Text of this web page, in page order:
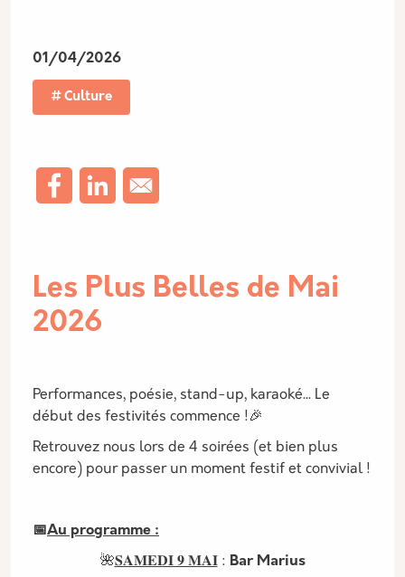
01/04/2026
Culture
Les Plus Belles de Mai
2026
Performances, poésie, stand-up, karaoké... Le
début des festivités commence !🎉
Retrouvez nous lors de 4 soirées (et bien plus
encore) pour passer un moment festif et convivial !
📅Au programme :
🌺𝐒𝐀𝐌𝐄𝐃𝐈 𝟗 𝐌𝐀𝐈: Bar Marius